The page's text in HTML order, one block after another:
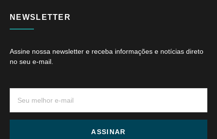
NEWSLETTER
Assine nossa newsletter e receba informações e notícias direto
no seu e-mail.
ASSINAR